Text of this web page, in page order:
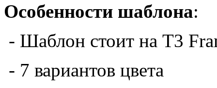
Особенности шаблона:
- Шаблон стоит на T3
- 7 вариантов цвета